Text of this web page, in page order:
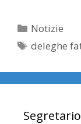
Categorie
Notizie
Tag
deleghe